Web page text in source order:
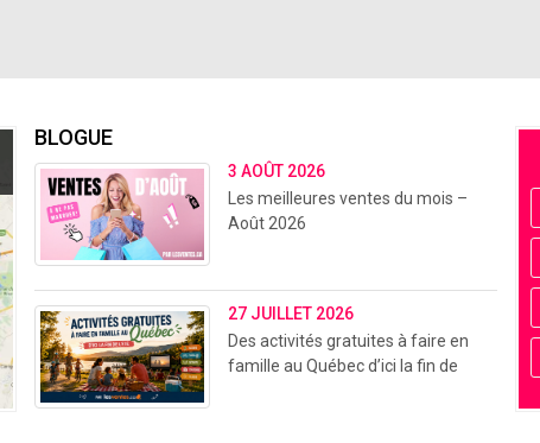
BLOGUE
3 AOÛT 2026
Les meilleures ventes du mois –
Août 2026
27 JUILLET 2026
Des activités gratuites à faire en
famille au Québec d’ici la fin de